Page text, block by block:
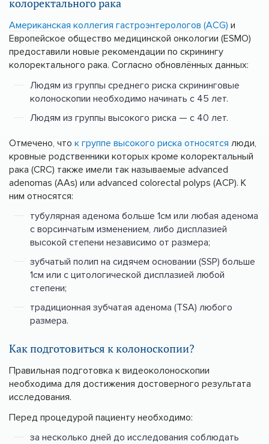
колоректального рака
Американская коллегия гастроэнтерологов (ACG) и
Европейское общество медицинской онкологии (ESMO)
предоставили новые рекомендации по скринингу
колоректального рака. Согласно обновлённых данных:
Людям из группы среднего риска скрининговые
колоноскопии необходимо начинать с 45 лет.
Людям из группы высокого риска — с 40 лет.
Отмечено, что к группе высокого риска относятся люди,
кровные родственники которых кроме колоректальный
рака (CRC) также имели так называемые advanced
adenomas (AAs) или advanced colorectal polyps (ACP). К
ним относятся:
тубулярная аденома больше 1см или любая аденома
с ворсинчатым изменением, либо дисплазией
высокой степени независимо от размера;
зубчатый полип на сидячем основании (SSP) больше
1см или с цитологической дисплазией любой
степени;
традиционная зубчатая аденома (TSA) любого
размера.
Как подготовиться к колоноскопии?
Правильная подготовка к видеоколоноскопии
необходима для достижения достоверного результата
исследования.
Перед процедурой пациенту необходимо:
за несколько дней до исследования соблюдать